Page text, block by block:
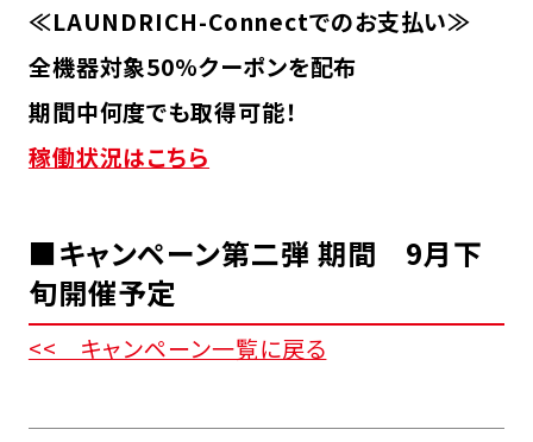
≪LAUNDRICH-Connectでのお支払い≫
全機器対象50%クーポンを配布
期間中何度でも取得可能！
稼働状況はこちら
■キャンペーン第二弾 期間 9月下
旬開催予定
<< キャンペーン一覧に戻る